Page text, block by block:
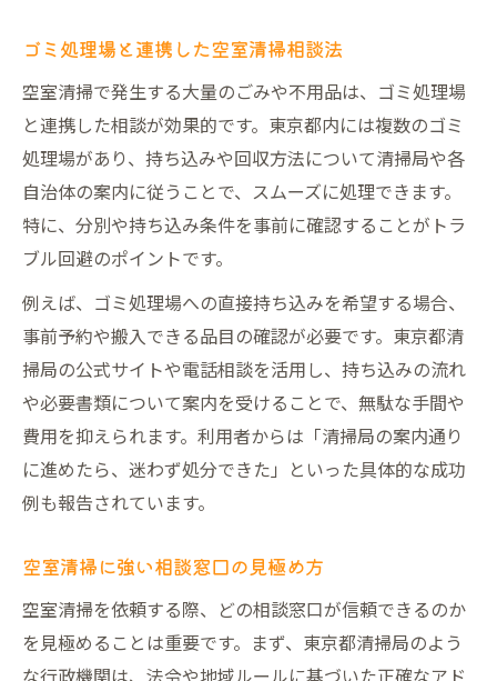
苦情対応もできる東京都での空室清掃相談術
苦情に強い東京都の空室清掃相談方法
東京都清掃局苦情窓口を活かした空室清掃
空室清掃の苦情を未然に防ぐ相談のコツ
空室清掃相談で苦情対応も万全にする方法
東京都で空室清掃の苦情事例を知る意義
空室清掃依頼を東京都で安心して進めるコツ
安心できる空室清掃依頼の進め方
東京都の空室清掃依頼で失敗しない秘訣
空室清掃依頼時に知るべき注意点と対応
東京都で信頼できる空室清掃の選び方
空室清掃依頼後のフォローも東京都で安心
ゴミ処理場と連携した空室清掃相談法
空室清掃で発生する大量のごみや不用品は、ゴミ処理場
と連携した相談が効果的です。東京都内には複数のゴミ
処理場があり、持ち込みや回収方法について清掃局や各
自治体の案内に従うことで、スムーズに処理できます。
特に、分別や持ち込み条件を事前に確認することがトラ
ブル回避のポイントです。
例えば、ゴミ処理場への直接持ち込みを希望する場合、
事前予約や搬入できる品目の確認が必要です。東京都清
掃局の公式サイトや電話相談を活用し、持ち込みの流れ
や必要書類について案内を受けることで、無駄な手間や
費用を抑えられます。利用者からは「清掃局の案内通り
に進めたら、迷わず処分できた」といった具体的な成功
例も報告されています。
空室清掃に強い相談窓口の見極め方
空室清掃を依頼する際、どの相談窓口が信頼できるのか
を見極めることは重要です。まず、東京都清掃局のよう